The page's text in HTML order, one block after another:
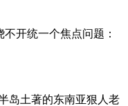
开统一个焦点问题：
岛土著的东南亚狠人老